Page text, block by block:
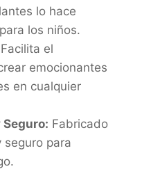
lo hace
los niños.
Facilita el
emocionantes
en cualquier
Fabricado
seguro para